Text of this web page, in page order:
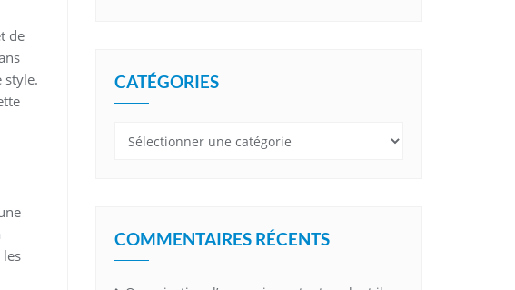
de
style.
CATÉGORIES
Catégories
COMMENTAIRES RÉCENTS